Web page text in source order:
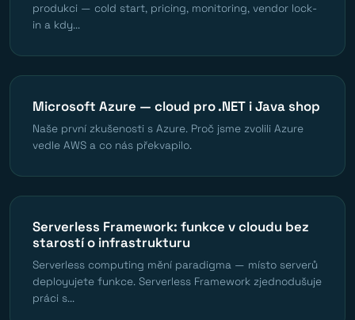
produkci — cold start, pricing, monitoring, vendor lock-
in a kdy...
Microsoft Azure — cloud pro .NET i Java shop
Naše první zkušenosti s Azure. Proč jsme zvolili Azure
vedle AWS a co nás překvapilo.
Serverless Framework: funkce v cloudu bez
starostí o infrastrukturu
Serverless computing mění paradigma — místo serverů
deployujete funkce. Serverless Framework zjednodušuje
práci s...